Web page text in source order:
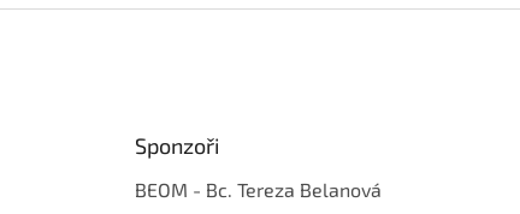
Sponzoři
BEOM - Bc. Tereza Belanová